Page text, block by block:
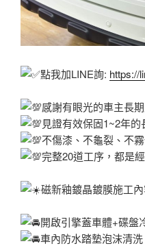
點我加LINE詢: https://
感謝有眼光的車主長
見證有效保固1~2年的
不傷漆、不龜裂、不
完整20道工序，都是
磁新釉鍍晶鍍膜施工
開啟引擎蓋車體+碟盤
車內防水踏墊泡沫清洗